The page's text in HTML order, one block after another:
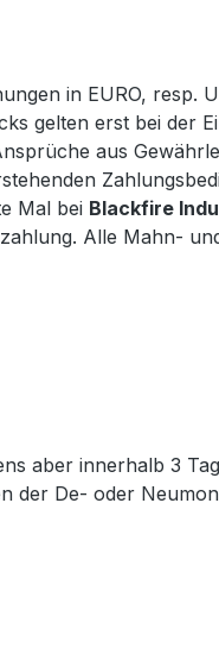
in EURO,
gelten erst bei der
aus
Mal bei Blackfire
Alle Mahn-
aber innerhalb 3
der De- oder